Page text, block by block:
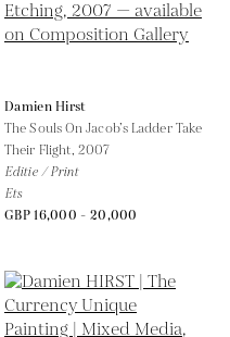
Damien Hirst
The Souls On Jacob’s Ladder Take
Their Flight,2007
Editie / Print
Ets
GBP 16,000 - 20,000